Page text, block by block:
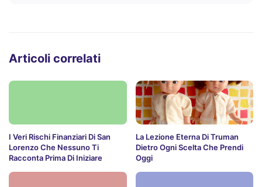
Articoli correlati
I Veri Rischi Finanziari Di San
Lorenzo Che Nessuno Ti
Racconta Prima Di Iniziare
La Lezione Eterna Di Truman
Dietro Ogni Scelta Che Prendi
Oggi